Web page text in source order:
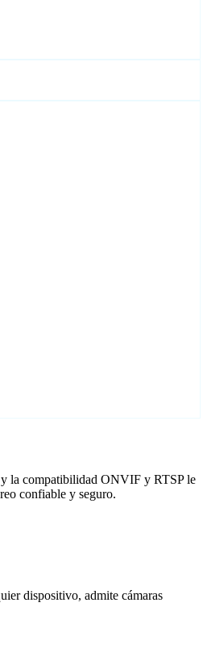
y la compatibilidad ONVIF y RTSP le
confiable y seguro.
dispositivo, admite cámaras